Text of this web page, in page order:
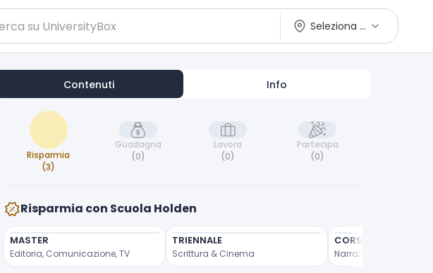
Seleziona città
Contenuti Info
Risparmia
(3)
Guadagna
(0)
Lavora
(0)
Partecipa
(0)
Risparmia con Scuola Holden
MASTER
Editoria, Comunicazione, TV
TRIENNALE
Scrittura & Cinema
CORSO BIENNALE
Narrazione e Storytelling